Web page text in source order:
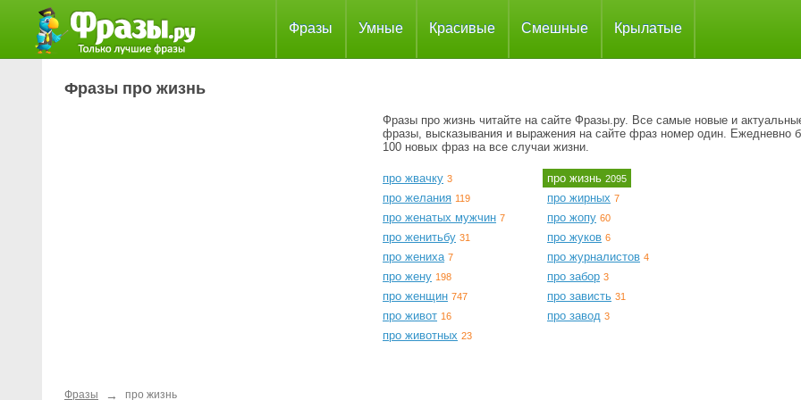
Фразы Умные Красивые Смешные Крылатые
Фразы про жизнь
Фразы про жизнь читайте на сайте Фразы.ру. Все самые новые и
фразы, высказывания и выражения на сайте фраз номер один. Ежедневно
100 новых фраз на все случаи жизни.
про жвачку 3
про желания 119
про женатых мужчин 7
про женитьбу 31
про жениха 7
про жену 198
про женщин 747
про живот 16
про животных 23
про жизнь 2095
про жирных 7
про жопу 60
про жуков 6
про журналистов 4
про забор 3
про зависть 31
про завод 3
Фразы → про жизнь